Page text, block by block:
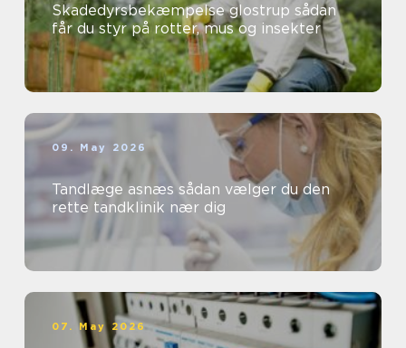
Skadedyrsbekæmpelse glostrup sådan
får du styr på rotter, mus og insekter
09. May 2026
Tandlæge asnæs sådan vælger du den
rette tandklinik nær dig
07. May 2026